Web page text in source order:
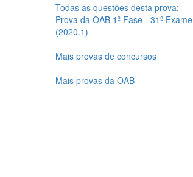
Todas as questões desta prova:
Prova da OAB 1ª Fase - 31º Exame
(2020.1)
Mais provas de concursos
Mais provas da OAB